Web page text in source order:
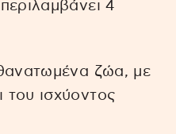
4
ζώα, με
ισχύοντος